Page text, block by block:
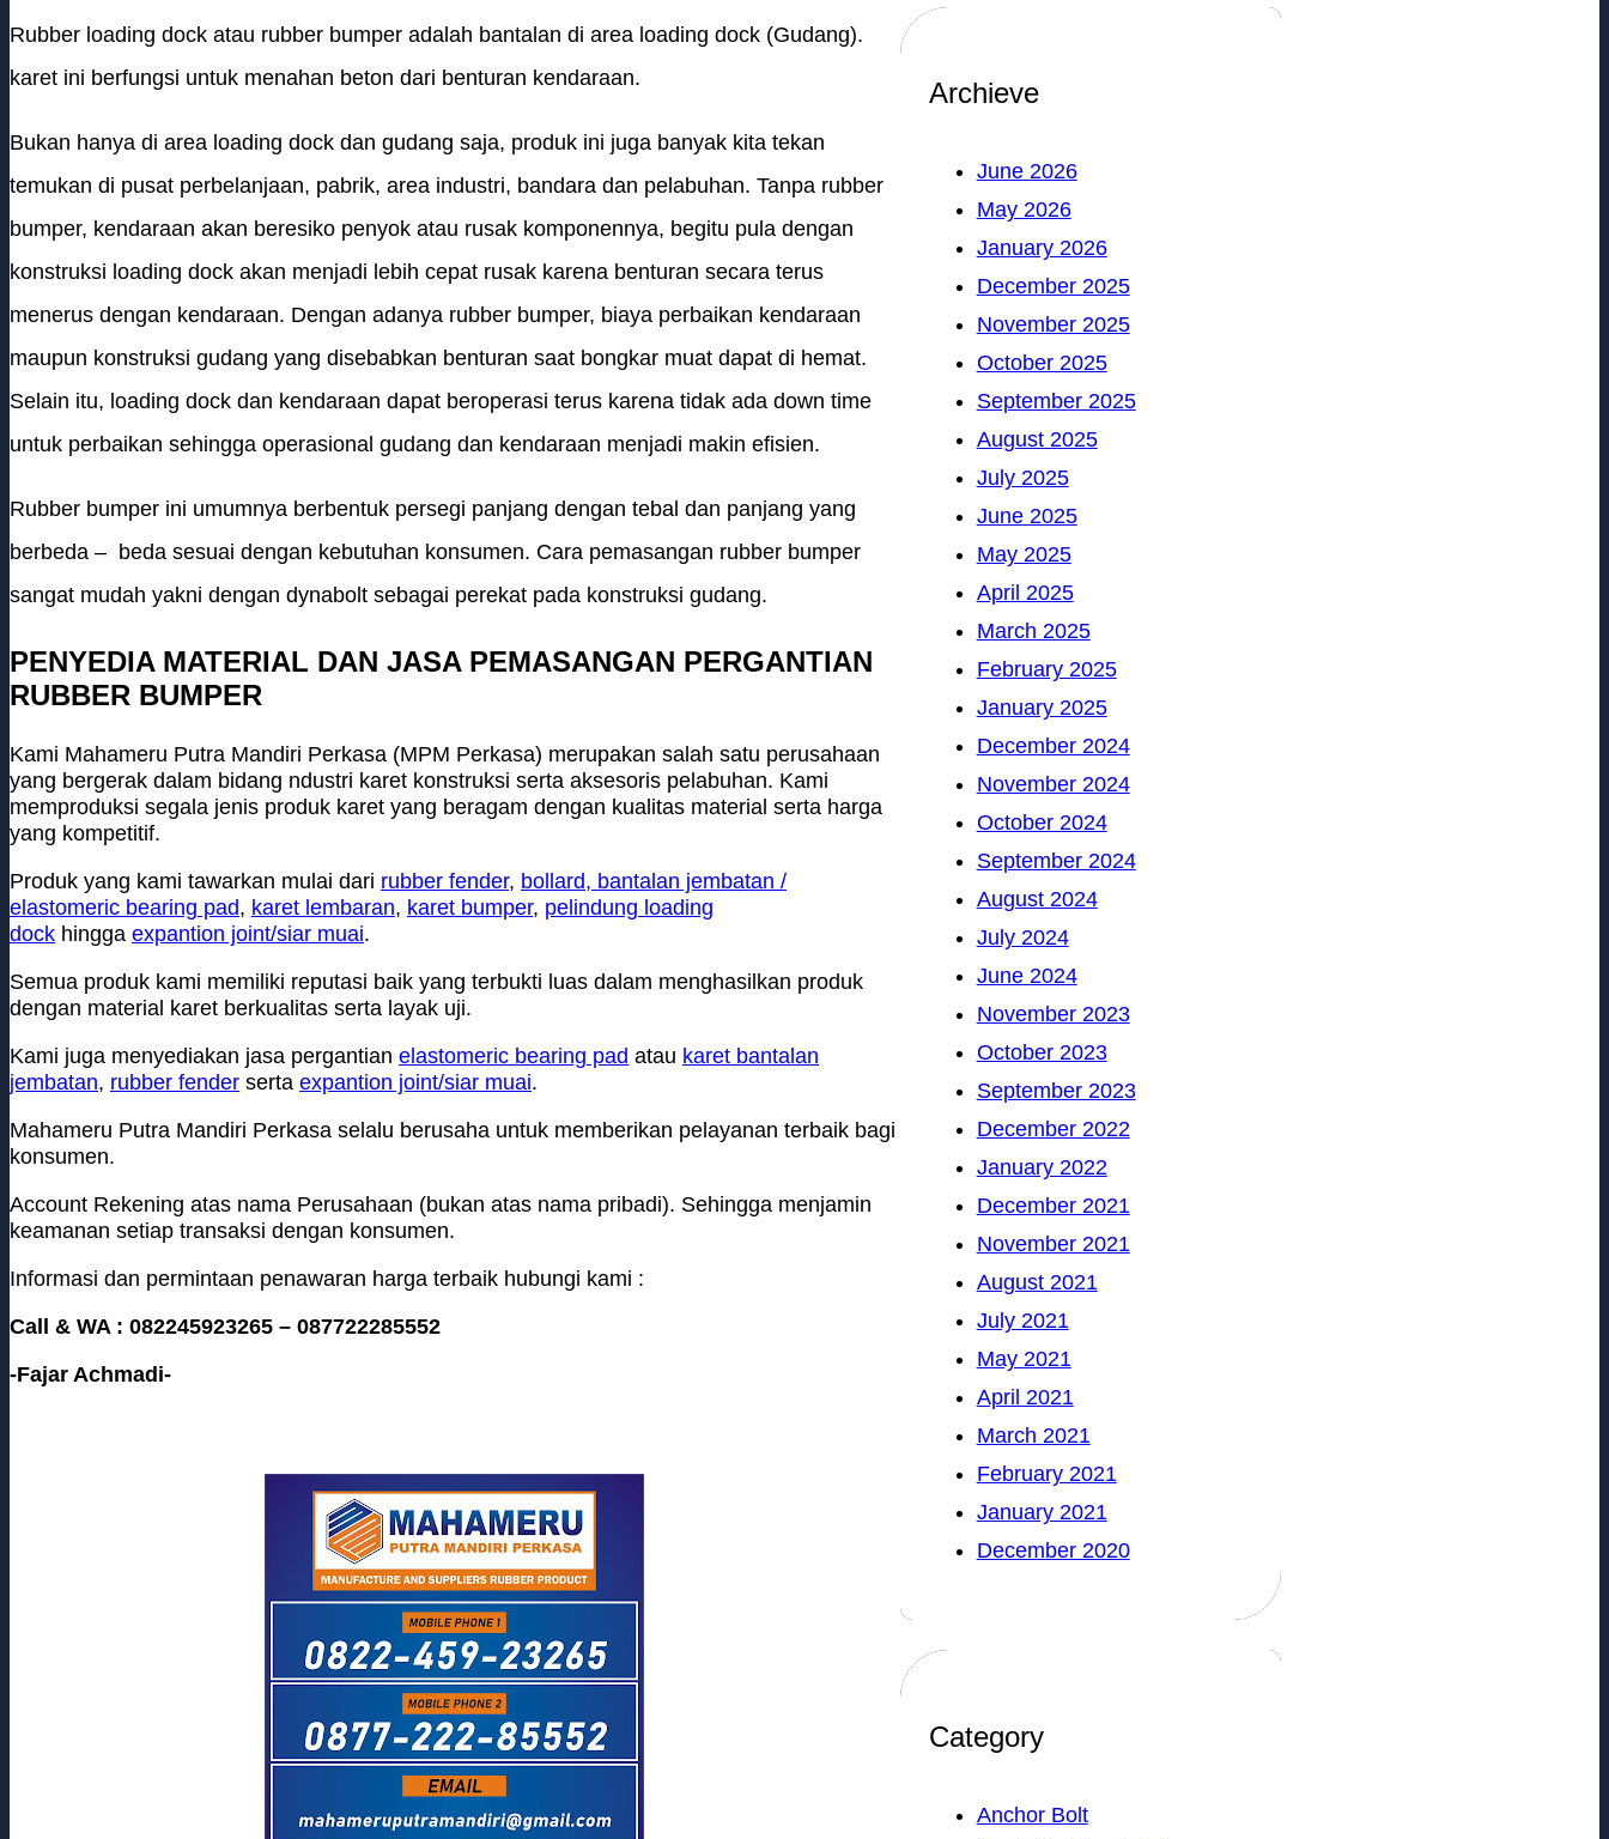
Rubber loading dock atau rubber bumper adalah bantalan di area loading dock (Gudang).
karet ini berfungsi untuk menahan beton dari benturan kendaraan.
Bukan hanya di area loading dock dan gudang saja, produk ini juga banyak kita tekan
temukan di pusat perbelanjaan, pabrik, area industri, bandara dan pelabuhan. Tanpa rubber
bumper, kendaraan akan beresiko penyok atau rusak komponennya, begitu pula dengan
konstruksi loading dock akan menjadi lebih cepat rusak karena benturan secara terus
menerus dengan kendaraan. Dengan adanya rubber bumper, biaya perbaikan kendaraan
maupun konstruksi gudang yang disebabkan benturan saat bongkar muat dapat di hemat.
Selain itu, loading dock dan kendaraan dapat beroperasi terus karena tidak ada down time
untuk perbaikan sehingga operasional gudang dan kendaraan menjadi makin efisien.
Rubber bumper ini umumnya berbentuk persegi panjang dengan tebal dan panjang yang
berbeda – beda sesuai dengan kebutuhan konsumen. Cara pemasangan rubber bumper
sangat mudah yakni dengan dynabolt sebagai perekat pada konstruksi gudang.
PENYEDIA MATERIAL DAN JASA PEMASANGAN PERGANTIAN
RUBBER BUMPER
Kami Mahameru Putra Mandiri Perkasa (MPM Perkasa) merupakan salah satu perusahaan
yang bergerak dalam bidang ndustri karet konstruksi serta aksesoris pelabuhan. Kami
memproduksi segala jenis produk karet yang beragam dengan kualitas material serta harga
yang kompetitif.
Produk yang kami tawarkan mulai dari rubber fender, bollard, bantalan jembatan /
elastomeric bearing pad, karet lembaran, karet bumper, pelindung loading
dock hingga expantion joint/siar muai.
Semua produk kami memiliki reputasi baik yang terbukti luas dalam menghasilkan produk
dengan material karet berkualitas serta layak uji.
Kami juga menyediakan jasa pergantian elastomeric bearing pad atau karet bantalan
jembatan, rubber fender serta expantion joint/siar muai.
Mahameru Putra Mandiri Perkasa selalu berusaha untuk memberikan pelayanan terbaik bagi
konsumen.
Account Rekening atas nama Perusahaan (bukan atas nama pribadi). Sehingga menjamin
keamanan setiap transaksi dengan konsumen.
Informasi dan permintaan penawaran harga terbaik hubungi kami :
Call & WA : 082245923265 – 087722285552
-Fajar Achmadi-
Archieve
June 2026
May 2026
January 2026
December 2025
November 2025
October 2025
September 2025
August 2025
July 2025
June 2025
May 2025
April 2025
March 2025
February 2025
January 2025
December 2024
November 2024
October 2024
September 2024
August 2024
July 2024
June 2024
November 2023
October 2023
September 2023
December 2022
January 2022
December 2021
November 2021
August 2021
July 2021
May 2021
April 2021
March 2021
February 2021
January 2021
December 2020
Category
Anchor Bolt